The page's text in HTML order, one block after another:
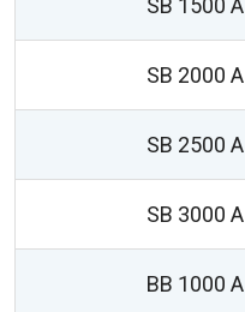
SB 1500 A
SB 2000 A
SB 2500 A
SB 3000 A
BB 1000 A